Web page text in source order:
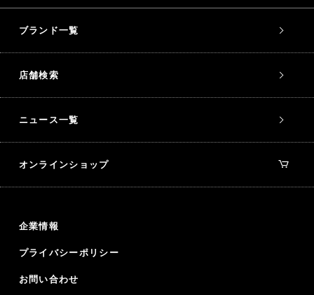
ブランド一覧
店舗検索
ニュース一覧
オンラインショップ
企業情報
プライバシーポリシー
お問い合わせ